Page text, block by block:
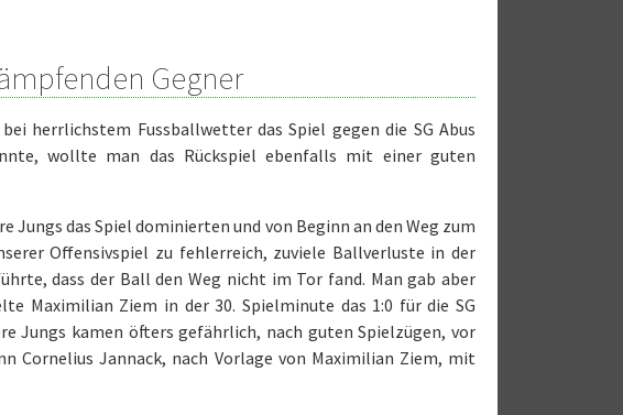
Gegner
herrlichstem Fussballwetter das Spiel gegen die SG Abus
wollte man das Rückspiel ebenfalls mit einer guten
Jungs das Spiel dominierten und von Beginn an den Weg zum
Offensivspiel zu fehlerreich, zuviele Ballverluste in der
dass der Ball den Weg nicht im Tor fand. Man gab aber
Maximilian Ziem in der 30. Spielminute das 1:0 für die SG
Jungs kamen öfters gefährlich, nach guten Spielzügen, vor
Cornelius Jannack, nach Vorlage von Maximilian Ziem, mit